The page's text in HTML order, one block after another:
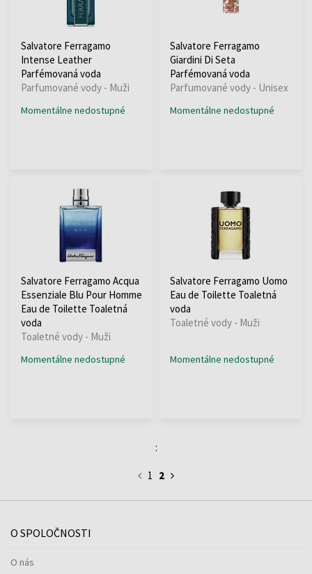
Salvatore Ferragamo
Intense Leather
Parfémovaná voda
Parfumované vody - Muži
Momentálne nedostupné
Salvatore Ferragamo
Giardini Di Seta
Parfémovaná voda
Parfumované vody - Unisex
Momentálne nedostupné
Salvatore Ferragamo Acqua
Essenziale Blu Pour Homme
Eau de Toilette Toaletná
voda
Toaletné vody - Muži
Momentálne nedostupné
Salvatore Ferragamo Uomo
Eau de Toilette Toaletná
voda
Toaletné vody - Muži
Momentálne nedostupné
:
1 2
O SPOLOČNOSTI
O nás